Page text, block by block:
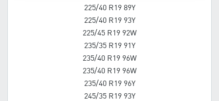
225/40 R19 89Y
225/40 R19 93Y
225/45 R19 92W
235/35 R19 91Y
235/40 R19 96W
235/40 R19 96W
235/40 R19 96Y
245/35 R19 93Y